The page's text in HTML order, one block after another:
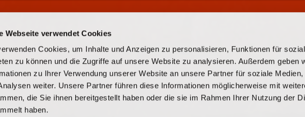
Webseite verwendet Cookies
Cookies, um Inhalte und Anzeigen zu personalisieren, Funktionen für
zu können und die Zugriffe auf unsere Website zu analysieren. Außerdem geben
zu Ihrer Verwendung unserer Website an unsere Partner für soziale Medien,
weiter. Unsere Partner führen diese Informationen möglicherweise mit
die Sie ihnen bereitgestellt haben oder die sie im Rahmen Ihrer Nutzung der
haben.
© EKBO
© Evangelische Kirchengemeinde Falkensee-Falkenhagen
Cookie-Richtlinie